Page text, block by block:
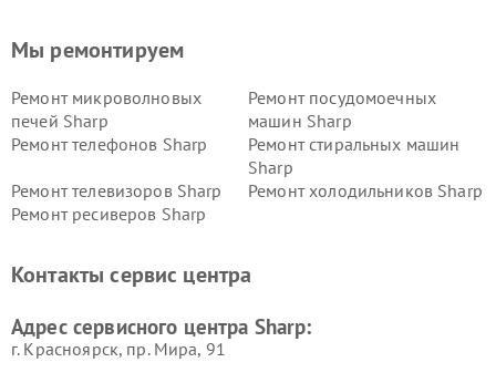
Мы ремонтируем
Ремонт микроволновых
печей Sharp
Ремонт посудомоечных
машин Sharp
Ремонт телефонов Sharp
Ремонт стиральных машин
Sharp
Ремонт телевизоров Sharp
Ремонт холодильников Sharp
Ремонт ресиверов Sharp
Контакты сервис центра
Адрес сервисного центра Sharp:
г. Красноярск, ​пр. Мира, 91